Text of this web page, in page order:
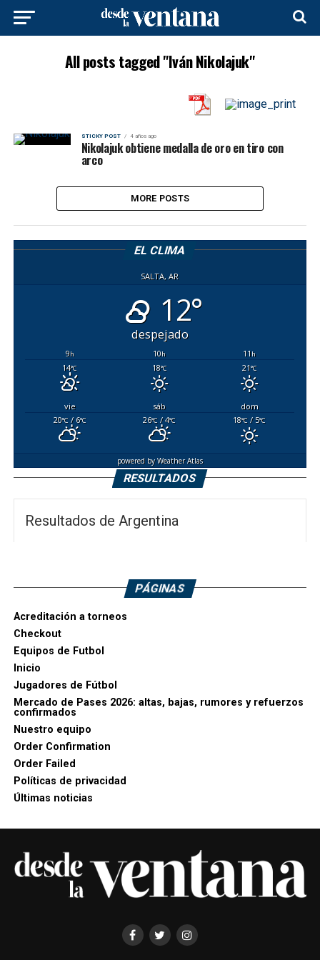
All posts tagged "Iván Nikolajuk"
STICKY POST 4 años ago
Nikolajuk obtiene medalla de oro en tiro con
arco
MORE POSTS
EL CLIMA
SALTA, AR
12°
despejado
9h 10h 11h
14°C 18°C 21°C
vie sáb
dom
20°C/ 6°C 26°C / 4°C 18°C / 5°C
powered byWeather Atlas
RESULTADOS
Resultados de Argentina
PÁGINAS
Acreditación a torneos
Checkout
Equipos de Futbol
Inicio
Jugadores de Fútbol
Mercado de Pases 2026: altas, bajas, rumores y refuerzos
confirmados
Nuestro equipo
Order Confirmation
Order Failed
Políticas de privacidad
Últimas noticias